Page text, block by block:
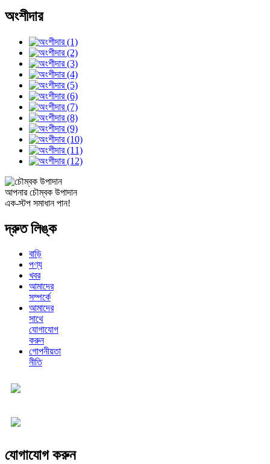
অংশীদার
আপনার চৌম্বক উপাদান
এক-স্টপ সমাধান পান!
দ্রুত লিঙ্ক
বাড়ি
পণ্য
খবর
আমাদের
সম্পর্কে
আমাদের
সাথে
যোগাযোগ
করুন
গোপনীয়তা
নীতি
যোগাযোগ করুন